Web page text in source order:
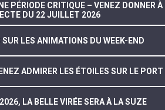
PÉRIODE CRITIQUE – VENEZ DONNER À
DU 22 JUILLET 2026
SUR LES ANIMATIONS DU WEEK-END
ADMIRER LES ÉTOILES SUR LE PORT
LA BELLE VIRÉE SERA À LA SUZE